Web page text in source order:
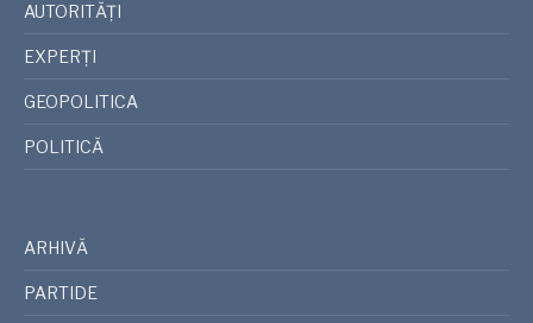
AUTORITĂȚI
EXPERȚI
GEOPOLITICA
POLITICĂ
ARHIVĂ
PARTIDE